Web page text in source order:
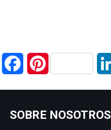
FacebookPinterest
SOBRE NOSOTROS